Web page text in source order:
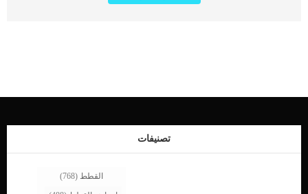
باسم “الخلايا الكبيرة”, حيث تتأثر خلايا الدم الحمراء بشكل رئيسي ، ولكن يمكن أيضًا أن
تصنيفات
القطط (768)